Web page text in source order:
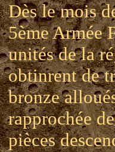
Dès le mois
5ème Armée
unités de la
obtinrent de
bronze
rapprochée
pièces